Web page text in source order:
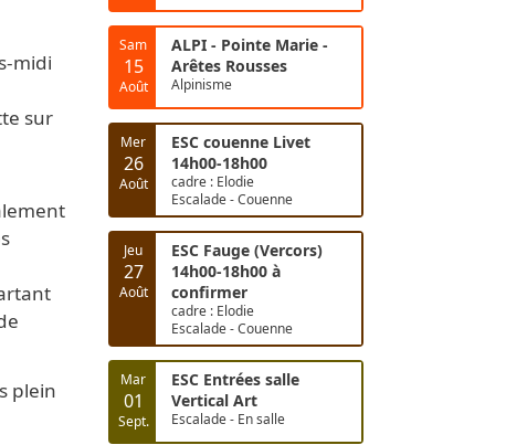
midi
sur
plein
Sam
15
Août
ALPI - Pointe Marie -
Arêtes Rousses
Alpinisme
Mer
26
Août
ESC couenne Livet
14h00-18h00
cadre : Elodie
Escalade - Couenne
Jeu
27
Août
ESC Fauge (Vercors)
14h00-18h00 à
confirmer
cadre : Elodie
Escalade - Couenne
Mar
01
Sept.
ESC Entrées salle
Vertical Art
Escalade - En salle